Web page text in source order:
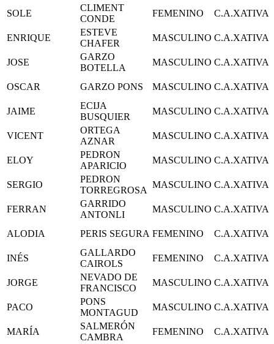
SOLE
CLIMENT
CONDE
FEMENINO C.A.XATIVA
ENRIQUE
ESTEVE
CHAFER
MASCULINO C.A.XATIVA
JOSE
GARZO
BOTELLA
MASCULINO C.A.XATIVA
OSCAR GARZO PONS MASCULINO C.A.XATIVA
JAIME
ECIJA
BUSQUIER
MASCULINO C.A.XATIVA
VICENT
ORTEGA
AZNAR
MASCULINO C.A.XATIVA
ELOY
PEDRON
APARICIO
MASCULINO C.A.XATIVA
SERGIO
PEDRON
TORREGROSA
MASCULINO C.A.XATIVA
FERRAN
GARRIDO
ANTONLI
MASCULINO C.A.XATIVA
ALODIA PERIS SEGURA FEMENINO C.A.XATIVA
INÉS
GALLARDO
CAIROLS
FEMENINO C.A.XATIVA
JORGE
NEVADO DE
FRANCISCO
MASCULINO C.A.XATIVA
PACO
PONS
MONTAGUD
MASCULINO C.A.XATIVA
MARÍA
SALMERÓN
CAMBRA
FEMENINO C.A.XATIVA